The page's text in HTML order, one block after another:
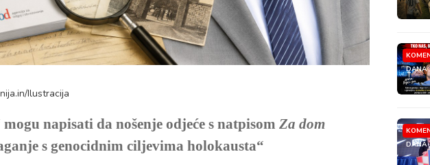
Ilustracija
napisati da nošenje odjeće s natpisom Za dom
s genocidnim ciljevima holokausta“
DANA
DANA